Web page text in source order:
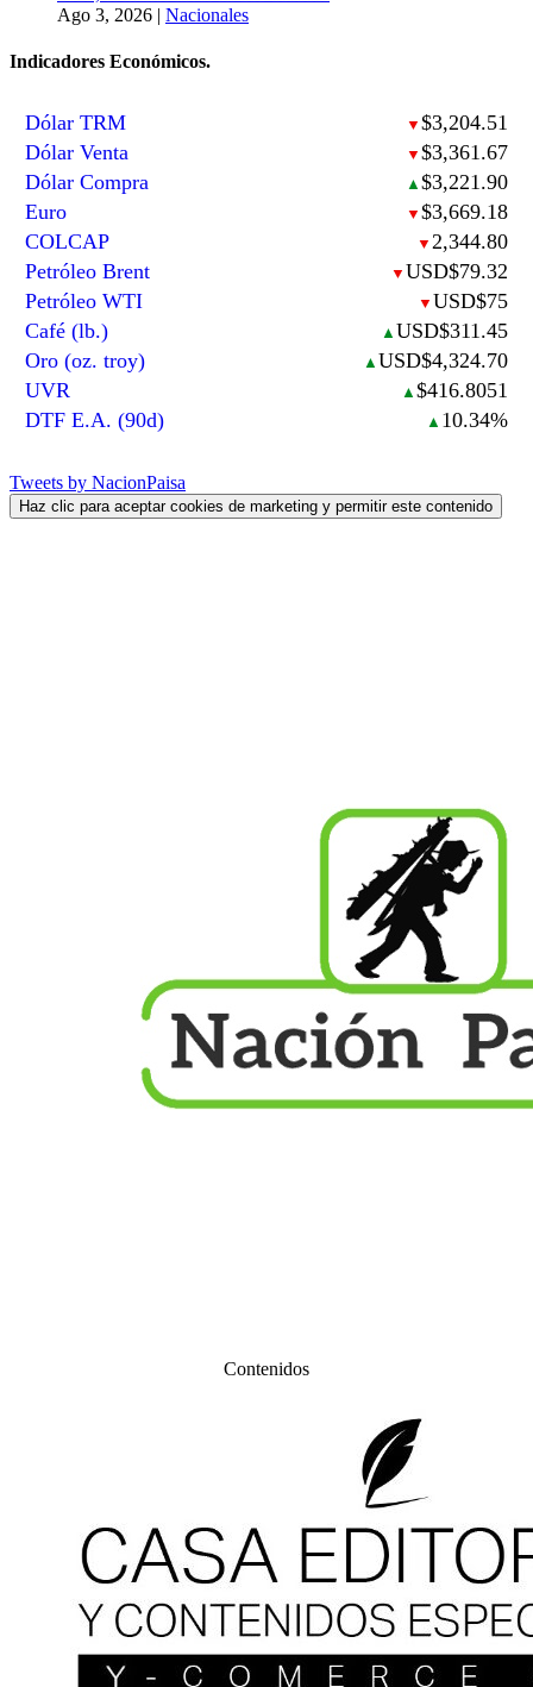
Ago 3, 2026 | Nacionales
Indicadores Económicos.
Dólar TRM ▼ $3,204.51
Dólar Venta
▼ $3,361.67
Dólar Compra
▲ $3,221.90
Euro
▼ $3,669.18
COLCAP
▼ 2,344.80
Petróleo Brent
▼ USD$79.32
Petróleo WTI
▼ USD$75
Café (lb.)
▲ USD$311.45
Oro (oz. troy)
▲ USD$4,324.70
UVR
▲ $416.8051
DTF E.A. (90d)
▲ 10.34%
Tweets by NacionPaisa
Haz clic para aceptar cookies de marketing y permitir este contenido
Contenidos